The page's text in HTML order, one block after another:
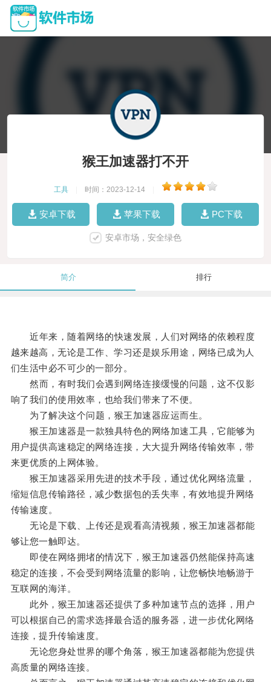
猴王加速器打不开
工具 时间：2023-12-14
安卓下载 苹果下载 PC下载
安卓市场，安全绿色
简介 排行
近年来，随着网络的快速发展，人们对网络的依赖程度
越来越高，无论是工作、学习还是娱乐用途，网络已成为人
们生活中必不可少的一部分。
然而，有时我们会遇到网络连接缓慢的问题，这不仅影
响了我们的使用效率，也给我们带来了不便。
为了解决这个问题，猴王加速器应运而生。
猴王加速器是一款独具特色的网络加速工具，它能够为
用户提供高速稳定的网络连接，大大提升网络传输效率，带
来更优质的上网体验。
猴王加速器采用先进的技术手段，通过优化网络流量，
缩短信息传输路径，减少数据包的丢失率，有效地提升网络
传输速度。
无论是下载、上传还是观看高清视频，猴王加速器都能
够让您一触即达。
即使在网络拥堵的情况下，猴王加速器仍然能保持高速
稳定的连接，不会受到网络流量的影响，让您畅快地畅游于
互联网的海洋。
此外，猴王加速器还提供了多种加速节点的选择，用户
可以根据自己的需求选择最合适的服务器，进一步优化网络
连接，提升传输速度。
无论您身处世界的哪个角落，猴王加速器都能为您提供
高质量的网络连接。